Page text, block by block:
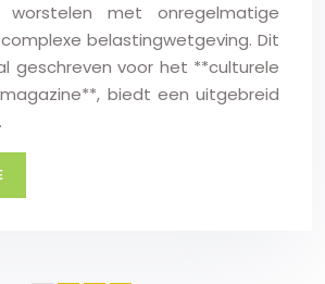
worstelen met onregelmatige
belastingwetgeving. Dit
geschreven voor het **culturele
biedt een uitgebreid